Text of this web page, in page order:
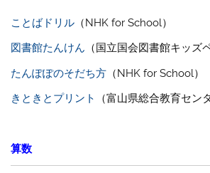
ことばドリル （NHK for School）
図書館たんけん （国立国会図書館キッズ
たんぽぽのそだち方 （NHK for School）
きときとプリント
（富山県総合教育セン
算数